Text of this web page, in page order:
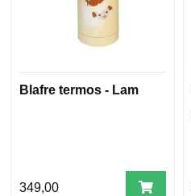
Blafre termos - Lam
349,00